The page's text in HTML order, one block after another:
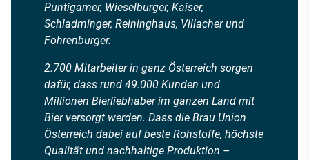
Puntigamer, Wieselburger, Kaiser,
Schladminger, Reininghaus, Villacher und
Fohrenburger.
2.700 Mitarbeiter in ganz Österreich sorgen
dafür, dass rund 49.000 Kunden und
Millionen Bierliebhaber im ganzen Land mit
Bier versorgt werden. Dass die Brau Union
Österreich dabei auf beste Rohstoffe, höchste
Qualität und nachhaltige Produktion –